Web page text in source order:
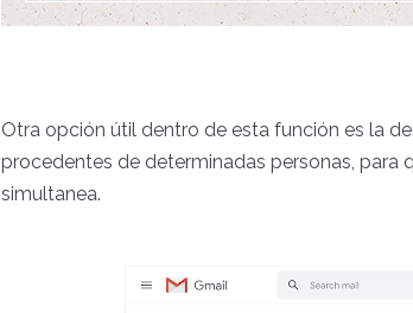
Otra opción útil dentro de esta función es la
procedentes de determinadas personas, para
simultanea.